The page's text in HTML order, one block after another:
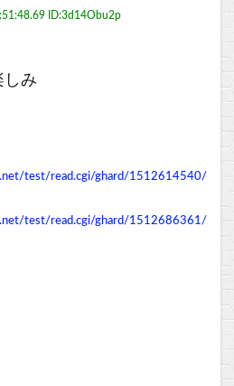
ID:3d14Obu2p
しみ
test/read.cgi/ghard/1512614540/
test/read.cgi/ghard/1512686361/